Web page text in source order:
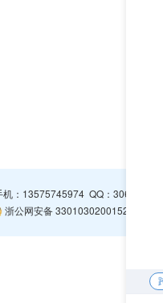
： 13575745974QQ： 3065094296
浙公网安备 33010302001526号